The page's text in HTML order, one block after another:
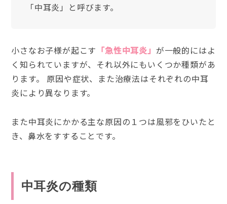
「中耳炎」と呼びます。
小さなお子様が起こす 「急性中耳炎」 が一般的にはよ
く知られていますが、それ以外にもいくつか種類があ
ります。 原因や症状、また治療法はそれぞれの中耳
炎により異なります。
また中耳炎にかかる主な原因の１つは風邪をひいたと
き、鼻水をすすることです。
中耳炎の種類